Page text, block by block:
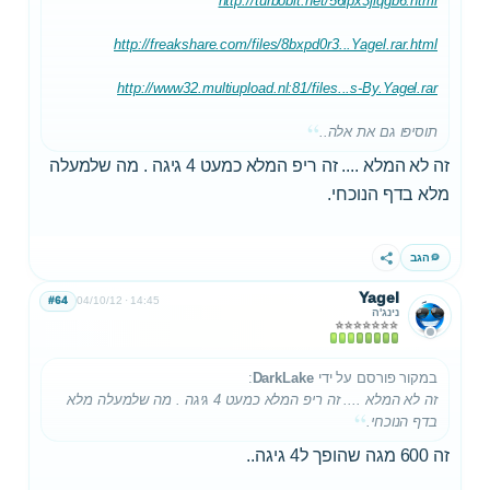
http://freakshare.com/files/8bxpd0r3...Yagel.rar.html
http://www32.multiupload.nl:81/files...s-By.Yagel.rar
תוסיפו גם את אלה..
זה לא המלא .... זה ריפ המלא כמעט 4 גיגה . מה שלמעלה
מלא בדף הנוכחי.
הגב שתף
Yagel
נינג'ה
04/10/12 14:45
#64
במקור פורסם על ידיDarkLake
:
זה לא המלא .... זה ריפ המלא כמעט 4 גיגה . מה שלמעלה מלא
בדף הנוכחי.
זה 600 מגה שהופך ל4 גיגה..